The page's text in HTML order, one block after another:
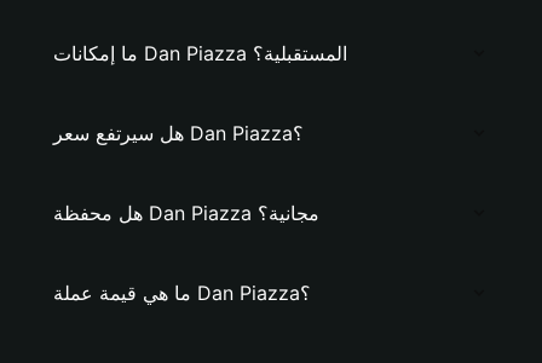
ما إمكانات Dan Piazza المستقبلية؟
هل سيرتفع سعر Dan Piazza؟
هل محفظة Dan Piazza مجانية؟
ما هي قيمة عملة Dan Piazza؟